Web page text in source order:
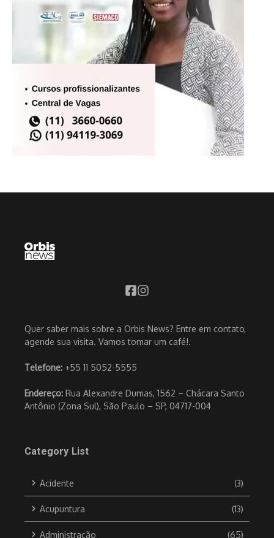
Quer saber mais sobre a Orbis News? Entre em contato,
agende sua visita. Vamos tomar um café!.
Telefone: +55 11 5052-5555
Endereço: Rua Alexandre Dumas, 1562 – Chácara Santo
Antônio (Zona Sul), São Paulo – SP, 04717-004
Category List
Acidente (3)
Acupuntura (13)
Administração (65)